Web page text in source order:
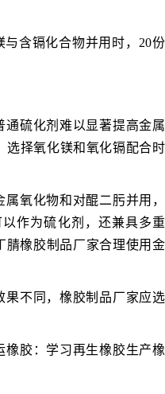
含镉化合物并用时，20
硫化剂难以显著提高金
择氧化镁和氧化镉配合时
属氧化物和对醌二肟并用
作为硫化剂，还兼具多
腈橡胶制品厂家合理使用
果不同，橡胶制品厂家应
橡胶：学习再生橡胶生产